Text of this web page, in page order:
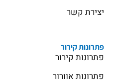
יצירת קשר
פתרונות קירור
פתרונות קירור
פתרונות אוורור